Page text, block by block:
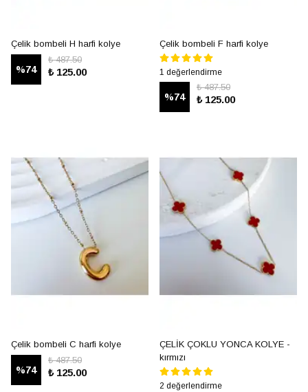
Çelik bombeli H harfi kolye
%74
₺ 487.50
₺ 125.00
Çelik bombeli F harfi kolye
1 değerlendirme
%74
₺ 487.50
₺ 125.00
Çelik bombeli C harfi kolye
%74
₺ 487.50
₺ 125.00
ÇELİK ÇOKLU YONCA KOLYE -
kırmızı
2 değerlendirme